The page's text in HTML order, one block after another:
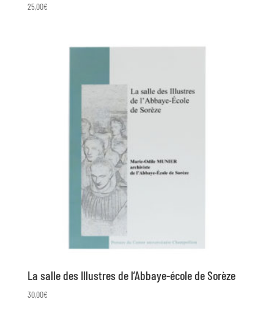
25,00€
La salle des Illustres de l’Abbaye-école de Sorèze
30,00€